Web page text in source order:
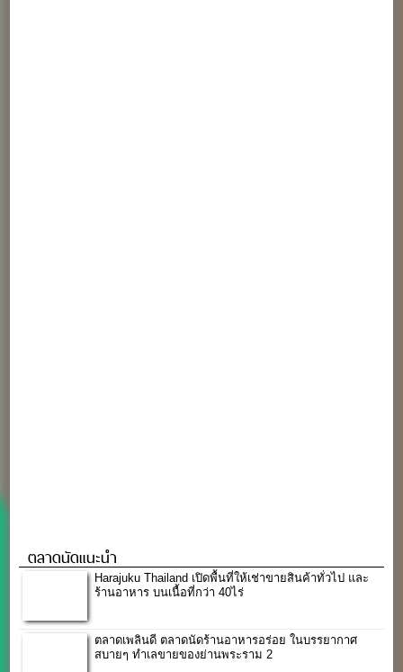
ตลาดนัดแนะนำ
Harajuku Thailand เปิดพื้นที่ให้เช่าขายสินค้าทั่วไป และ
ร้านอาหาร บนเนื้อที่กว่า 40ไร่
ตลาดเพลินดี ตลาดนัดร้านอาหารอร่อย ในบรรยากาศ
สบายๆ ทำเลขายของย่านพระราม 2